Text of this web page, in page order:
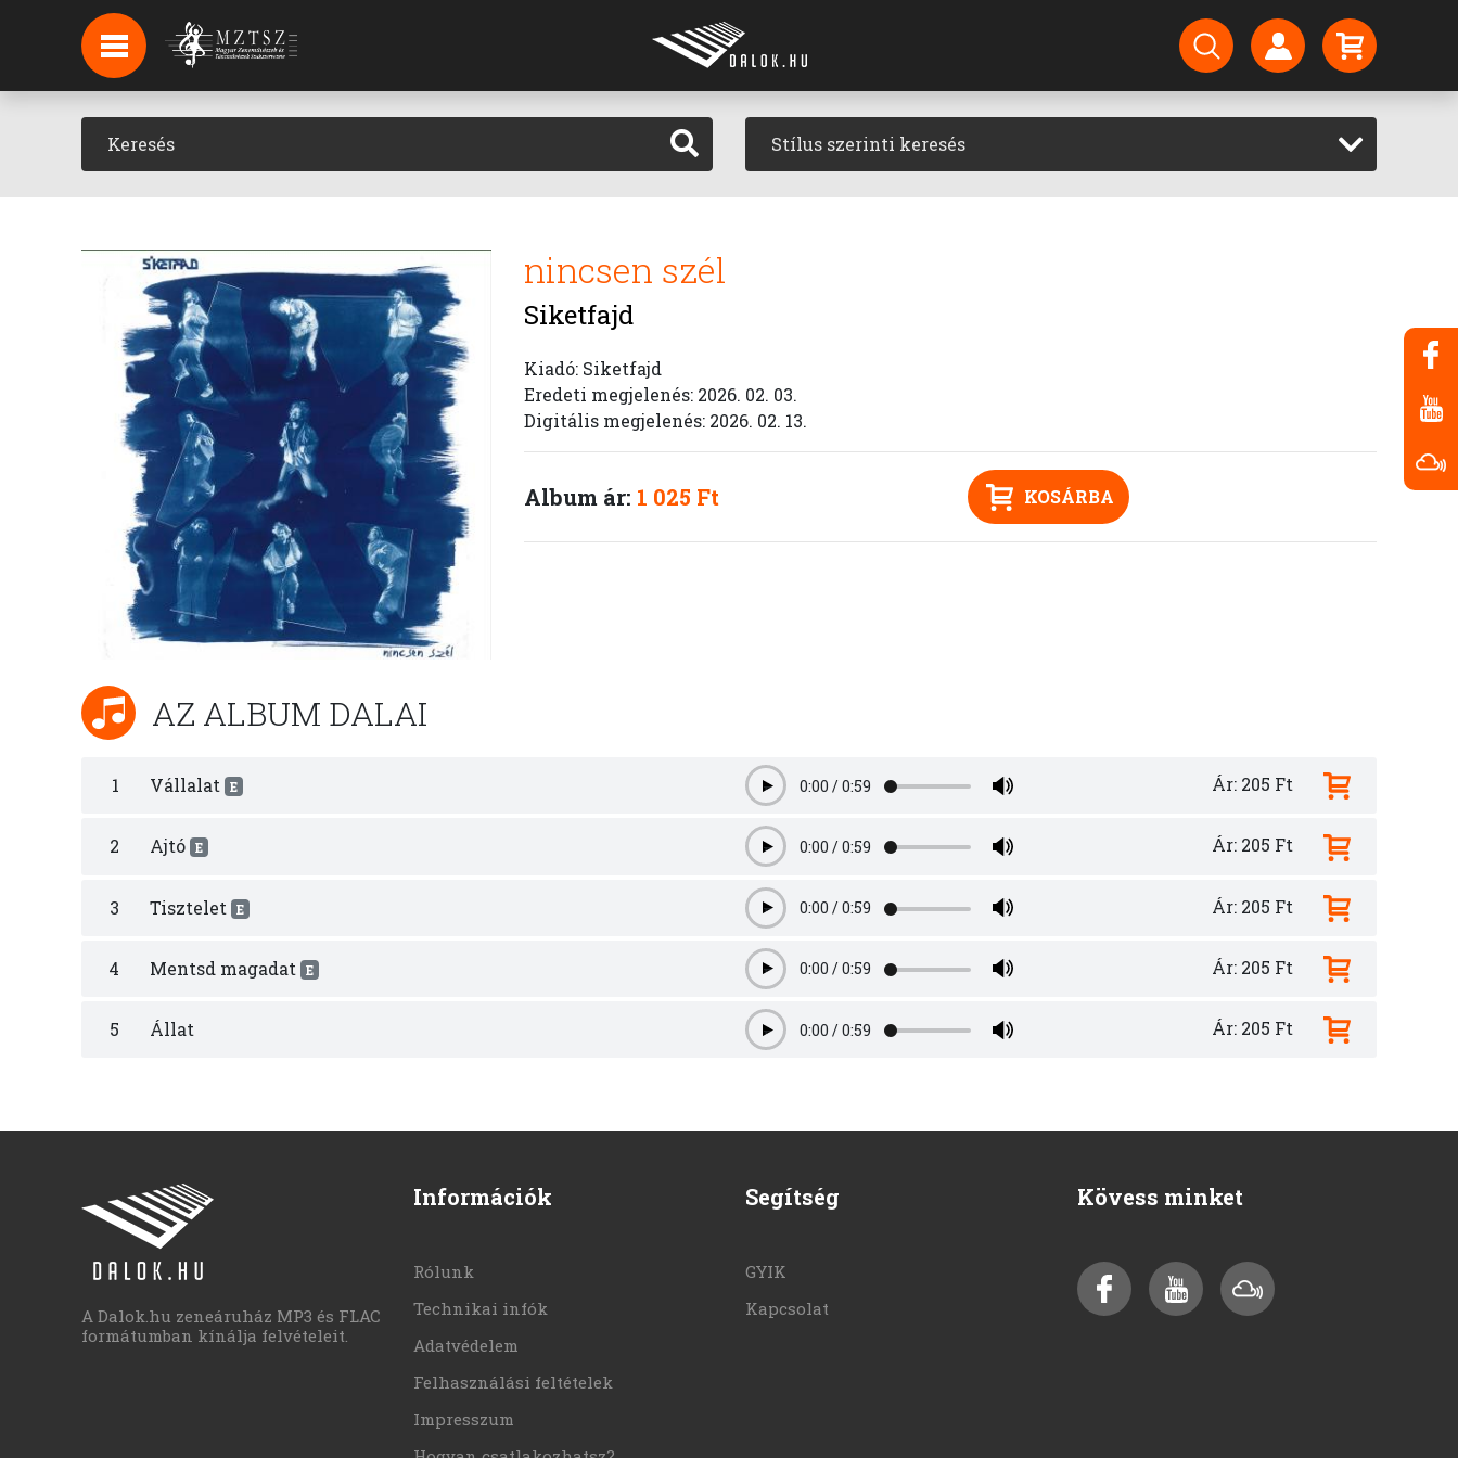
HÍREK
HÍRLEVÉL FELIRATKOZÁS
PODCAST Stílus szerinti keresés
nincsen szél
Siketfajd
Kiadó: Siketfajd
Eredeti megjelenés: 2026. 02. 03.
Digitális megjelenés: 2026. 02. 13.
Album ár: 1 025 Ft KOSÁRBA
AZ ALBUM DALAI
1 Vállalat E Play0:00 /0:59 Ár: 205 Ft
2 Ajtó E Play0:00 /0:59 Ár: 205 Ft
3 Tisztelet E Play0:00 /0:59 Ár: 205 Ft
4 Mentsd magadat E Play0:00 /0:59 Ár: 205 Ft
5 Állat Play0:00 /0:59 Ár: 205 Ft
A Dalok.hu zeneáruház MP3 és FLAC
formátumban kínálja felvételeit.
Információk
Rólunk
Technikai infók
Adatvédelem
Felhasználási feltételek
Impresszum
Segítség
GYIK
Kapcsolat
Kövess minket